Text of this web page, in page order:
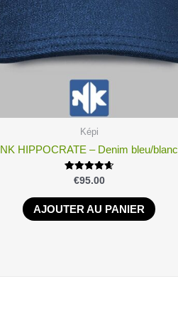
Képi
NK HIPPOCRATE – Denim bleu/blanc
Note
sur 5
€95.00
AJOUTER AU PANIER